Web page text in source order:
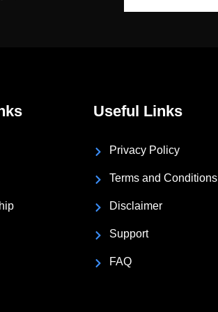
Useful Links
Privacy Policy
Terms and Conditions
Disclaimer
Support
FAQ